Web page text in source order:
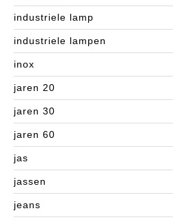
industriele lamp
industriele lampen
inox
jaren 20
jaren 30
jaren 60
jas
jassen
jeans